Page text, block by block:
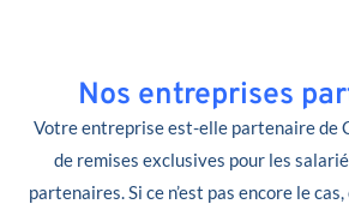
Nos entreprises
Votre entreprise est-elle partenaire de
de remises exclusives pour les
partenaires. Si ce n’est pas encore le